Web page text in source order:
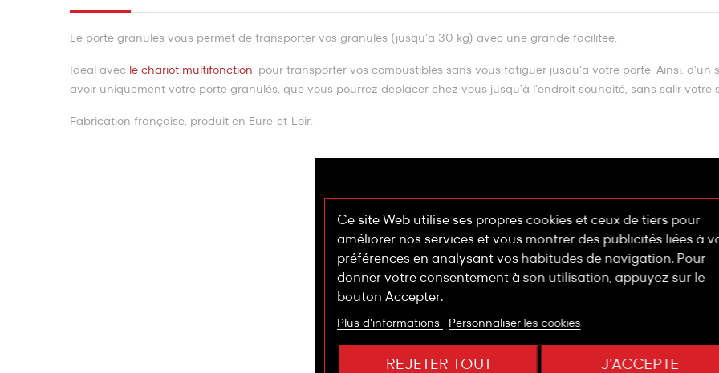
Le porte granulés vous permet de transporter vos granulés (jusqu'à 30 kg) avec une grande facilitée.
Idéal avec le chariot multifonction, pour transporter vos combustibles sans vous fatiguer jusqu'à votre porte. Ainsi, d'un
avoir uniquement votre porte granulés, que vous pourrez déplacer chez vous jusqu'à l'endroit souhaité, sans salir votre
Fabrication française, produit en Eure-et-Loir.
Ce site Web utilise ses propres cookies et ceux de tiers pour
améliorer nos services et vous montrer des publicités liées à
préférences en analysant vos habitudes de navigation. Pour
donner votre consentement à son utilisation, appuyez sur le
bouton Accepter.
Plus d'informations Personnaliser les cookies
REJETER TOUT J'ACCEPTE